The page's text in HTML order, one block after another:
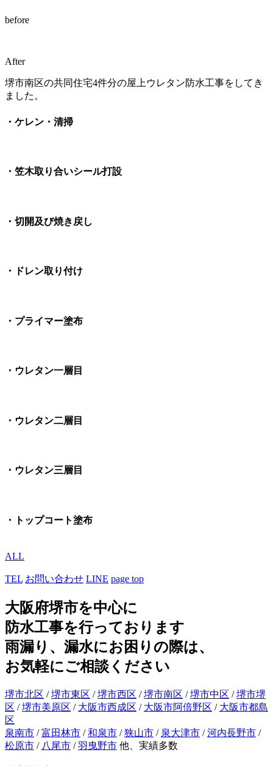
before
After
堺市南区の共同住宅4件分の屋上ウレタン防水工事をしてき
ました。
・ケレン・清掃
・笠木取り合いシール打設
・切開及び焼き戻し
・ドレン取り付け
・プライマー塗布
・ウレタン一層目
・ウレタン二層目
・ウレタン三層目
・トップコート塗布
ALL
TEL お問い合わせ LINE page top
大阪府堺市を中心に
防水工事を行っております
雨漏り、漏水にお困りの際は、
お気軽にご相談ください
堺市北区 /堺市東区 /堺市西区 /堺市南区 /堺市中区 /堺市堺
区 /堺市美原区 / 大阪市西成区 / 大阪市阿倍野区 / 大阪市都島
区
泉南市 /富田林市 /和泉市 /狭山市 / 泉大津市 /河内長野市 /
松原市 / 八尾市 /羽曳野市 他、実績多数